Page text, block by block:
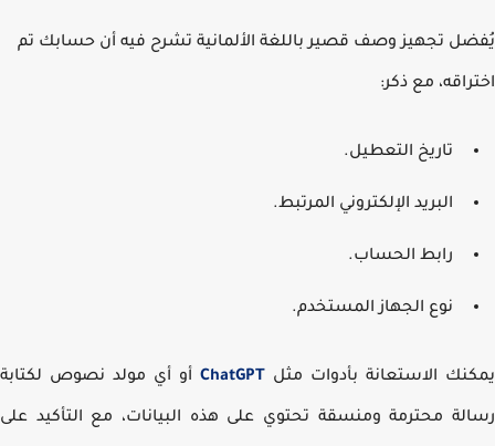
تجهيز وصف قصير باللغة الألمانية تشرح فيه أن حسابك تم
مع ذكر:
تاريخ التعطيل.
البريد الإلكتروني المرتبط.
رابط الحساب.
نوع الجهاز المستخدم.
الاستعانة بأدوات مثلChatGPTأو أي مولد نصوص لكتابة
محترمة ومنسقة تحتوي على هذه البيانات، مع التأكيد على